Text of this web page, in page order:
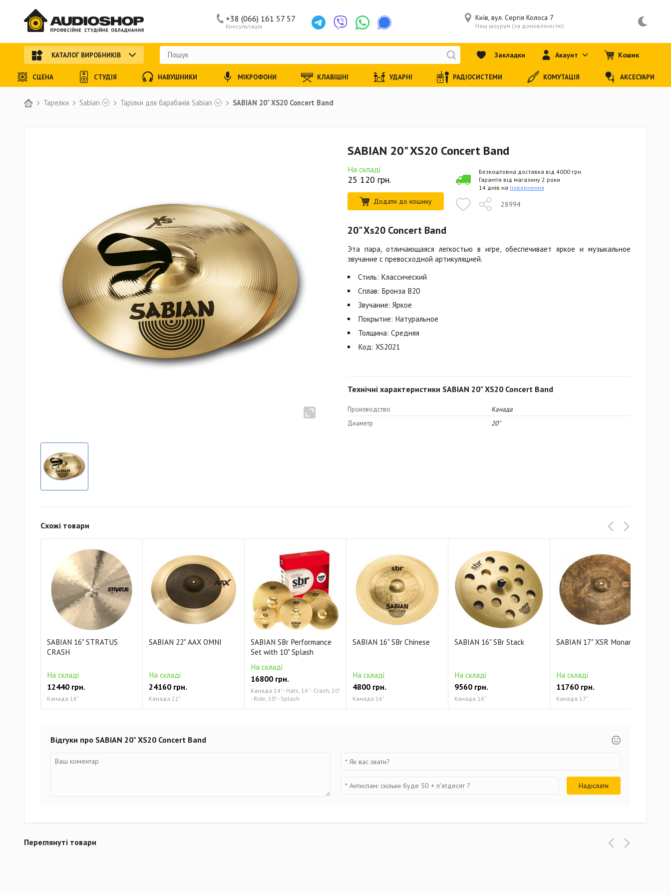
Тарелки Sabian Тарілки для барабанів Sabian SABIAN 20" XS20 Concert Band
SABIAN 20" XS20 Concert Band
На складі
25 120 грн.
Додати до кошику 28994
Безкоштовна доставка від 4000 грн.
Гарантія від магазину 2 роки
14 днів на повернення
20" Xs20 Concert Band
Эта пара, отличающаяся легкостью в игре, обеспечивает яркое и музыкальное
звучание с превосходной артикуляцией.
Стиль: Классический
Сплав: Бронза B20
Звучание: Яркое
Покрытие: Натуральное
Толщина: Средняя
Код: XS2021
Технічні характеристики SABIAN 20" XS20 Concert Band
Производство
Канада
Диаметр
20"
Схожі товари
SABIAN 16" STRATUS
CRASH
На складі
12440 грн.
Канада 16"
SABIAN 22" AAX OMNI
На складі
24160 грн.
Канада 22"
SABIAN SBr Performance
Set with 10" Splash
На складі
16800 грн.
Канада 14" - Hats, 16" - Crash, 20"
- Ride, 10" - Splash
SABIAN 16" SBr Chinese
На складі
4800 грн.
Канада 16"
SABIAN 16" SBr Stack
На складі
9560 грн.
Канада 16"
SABIAN 17" XSR Monarch
На складі
11760 грн.
Канада 17"
Відгуки про SABIAN 20" XS20 Concert Band
Переглянуті товари
Консультація
+38 (066) 161 57 57 Київ, вул. Сергія Колоса 7
Наш шоурум (за домовленістю)
КАТАЛОГ ВИРОБНИКІВ Закладки Акаунт Кошик
СЦЕНА СТУДІЯ НАВУШНИКИ МІКРОФОНИ КЛАВІШНІ УДАРНІ РАДІОСИСТЕМИ КОМУТАЦІЯ АКСЕСУАРИ